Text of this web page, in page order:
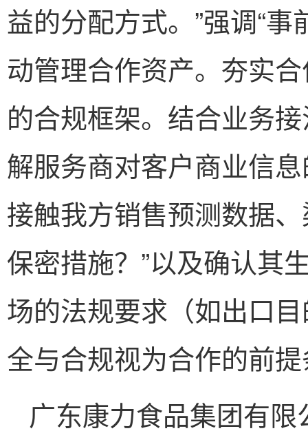
益的分配方式。”强调“
动管理合作资产。夯实
的合规框架。结合业务
解服务商对客户商业信
接触我方销售预测数据
保密措施？”以及确认其
场的法规要求（如出口
全与合规视为合作的前
广东康力食品集团有